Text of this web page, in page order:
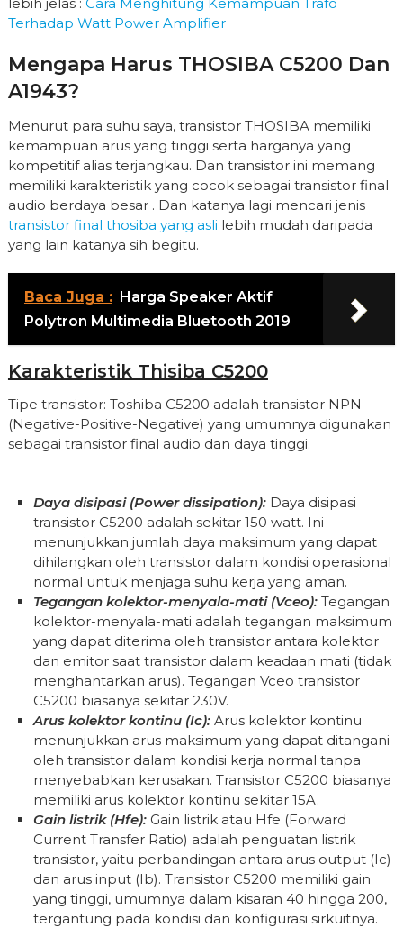
Terhadap Watt Power Amplifier
Mengapa Harus THOSIBA C5200 Dan
A1943?
Menurut para suhu saya, transistor THOSIBA memiliki
kemampuan arus yang tinggi serta harganya yang
kompetitif alias terjangkau. Dan transistor ini memang
memiliki karakteristik yang cocok sebagai transistor final
audio berdaya besar . Dan katanya lagi mencari jenis
transistor final thosiba yang asli lebih mudah daripada
yang lain katanya sih begitu.
Baca Juga : Harga Speaker Aktif
Polytron Multimedia Bluetooth 2019
Karakteristik Thisiba C5200
Tipe transistor: Toshiba C5200 adalah transistor NPN
(Negative-Positive-Negative) yang umumnya digunakan
sebagai transistor final audio dan daya tinggi.
Daya disipasi (Power dissipation): Daya disipasi
transistor C5200 adalah sekitar 150 watt. Ini
menunjukkan jumlah daya maksimum yang dapat
dihilangkan oleh transistor dalam kondisi operasional
normal untuk menjaga suhu kerja yang aman.
Tegangan kolektor-menyala-mati (Vceo): Tegangan
kolektor-menyala-mati adalah tegangan maksimum
yang dapat diterima oleh transistor antara kolektor
dan emitor saat transistor dalam keadaan mati (tidak
menghantarkan arus). Tegangan Vceo transistor
C5200 biasanya sekitar 230V.
Arus kolektor kontinu (Ic): Arus kolektor kontinu
menunjukkan arus maksimum yang dapat ditangani
oleh transistor dalam kondisi kerja normal tanpa
menyebabkan kerusakan. Transistor C5200 biasanya
memiliki arus kolektor kontinu sekitar 15A.
Gain listrik (Hfe): Gain listrik atau Hfe (Forward
Current Transfer Ratio) adalah penguatan listrik
transistor, yaitu perbandingan antara arus output (Ic)
dan arus input (Ib). Transistor C5200 memiliki gain
yang tinggi, umumnya dalam kisaran 40 hingga 200,
tergantung pada kondisi dan konfigurasi sirkuitnya.